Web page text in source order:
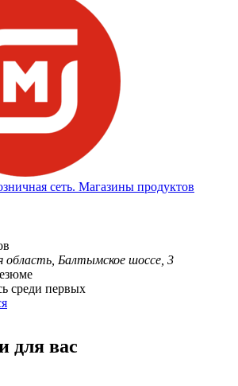
сеть. Магазины продуктов
область, Балтымское шоссе, 3
среди первых
для вас